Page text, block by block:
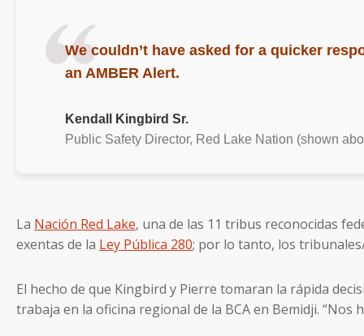
We couldn’t have asked for a quicker
an AMBER Alert.
Kendall Kingbird Sr.
Public Safety Director, Red Lake Nation (shown
La Nación Red Lake, una de las 11 tribus reconocidas
exentas de la Ley Pública 280; por lo tanto, los
El hecho de que Kingbird y Pierre tomaran la rápida
trabaja en la oficina regional de la BCA en Bemidji. “Nos